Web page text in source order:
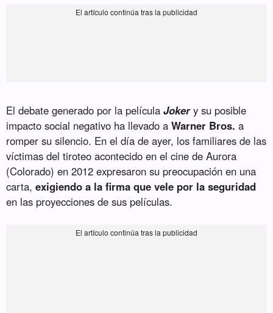
El debate generado por la películaJokery su posible
impacto social negativo ha llevado aWarner Bros. a
romper su silencio. En el día de ayer, los familiares de las
víctimas del tiroteo acontecido en el cine de Aurora
(Colorado) en 2012 expresaron su preocupación en una
carta,exigiendo a la firma que vele por la seguridad
en las proyecciones de sus películas.